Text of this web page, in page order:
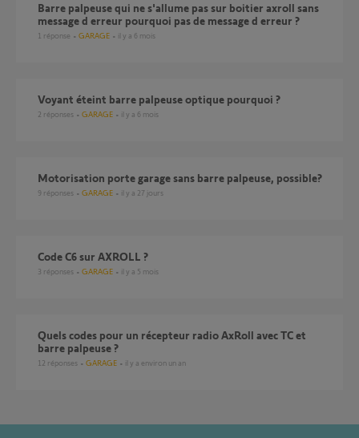
Barre palpeuse qui ne s'allume pas sur boitier axroll sans
message d erreur pourquoi pas de message d erreur ?
1 réponse GARAGE il y a 6 mois
Voyant éteint barre palpeuse optique pourquoi ?
2 réponses GARAGE il y a 6 mois
Motorisation porte garage sans barre palpeuse, possible?
9 réponses GARAGE il y a 27 jours
Code C6 sur AXROLL ?
3 réponses GARAGE il y a 5 mois
Quels codes pour un récepteur radio AxRoll avec TC et
barre palpeuse ?
12 réponses GARAGE il y a environ un an